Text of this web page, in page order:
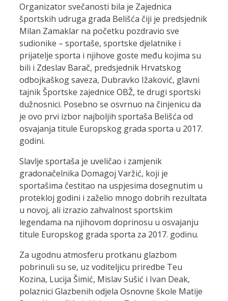
Organizator svečanosti bila je Zajednica
športskih udruga grada Belišća čiji je predsjednik
Milan Zamaklar na početku pozdravio sve
sudionike – sportaše, sportske djelatnike i
prijatelje sporta i njihove goste među kojima su
bili i Zdeslav Barač, predsjednik Hrvatskog
odbojkaškog saveza, Dubravko Ižaković, glavni
tajnik Športske zajednice OBŽ, te drugi sportski
dužnosnici. Posebno se osvrnuo na činjenicu da
je ovo prvi izbor najboljih sportaša Belišća od
osvajanja titule Europskog grada sporta u 2017.
godini.
Slavlje sportaša je uveličao i zamjenik
gradonačelnika Domagoj Varžić, koji je
sportašima čestitao na uspjesima dosegnutim u
protekloj godini i zaželio mnogo dobrih rezultata
u novoj, ali izrazio zahvalnost sportskim
legendama na njihovom doprinosu u osvajanju
titule Europskog grada sporta za 2017. godinu.
Za ugodnu atmosferu protkanu glazbom
pobrinuli su se, uz voditeljicu priredbe Teu
Kozina, Lucija Šimić, Mislav Sušić i Ivan Deak,
polaznici Glazbenih odjela Osnovne škole Matije